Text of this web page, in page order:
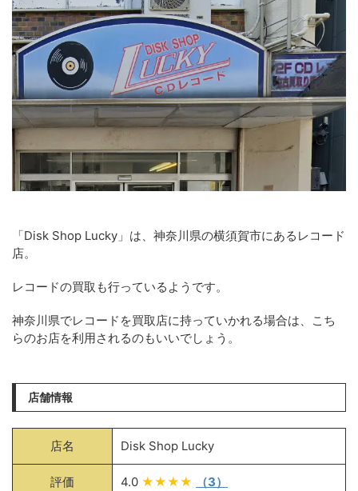
「Disk Shop Lucky」は、神奈川県の横須賀市にあるレコード
店。
レコードの買取も行っているようです。
神奈川県でレコードを買取店に持っていかれる場合は、こち
らのお店を利用されるのもいいでしょう。
店舗情報
店名 Disk Shop Lucky
評価 4.0 ★★★★ （3）